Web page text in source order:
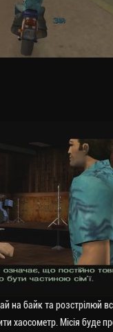
байк та розстрілюй
хаосометр. Місія буде